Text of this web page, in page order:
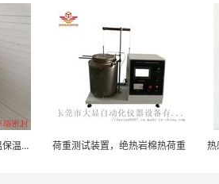
卓瑞密封出品耐高石棉温保温板 耐850度石棉纤维 荷重测试装置，绝热岩棉热荷重